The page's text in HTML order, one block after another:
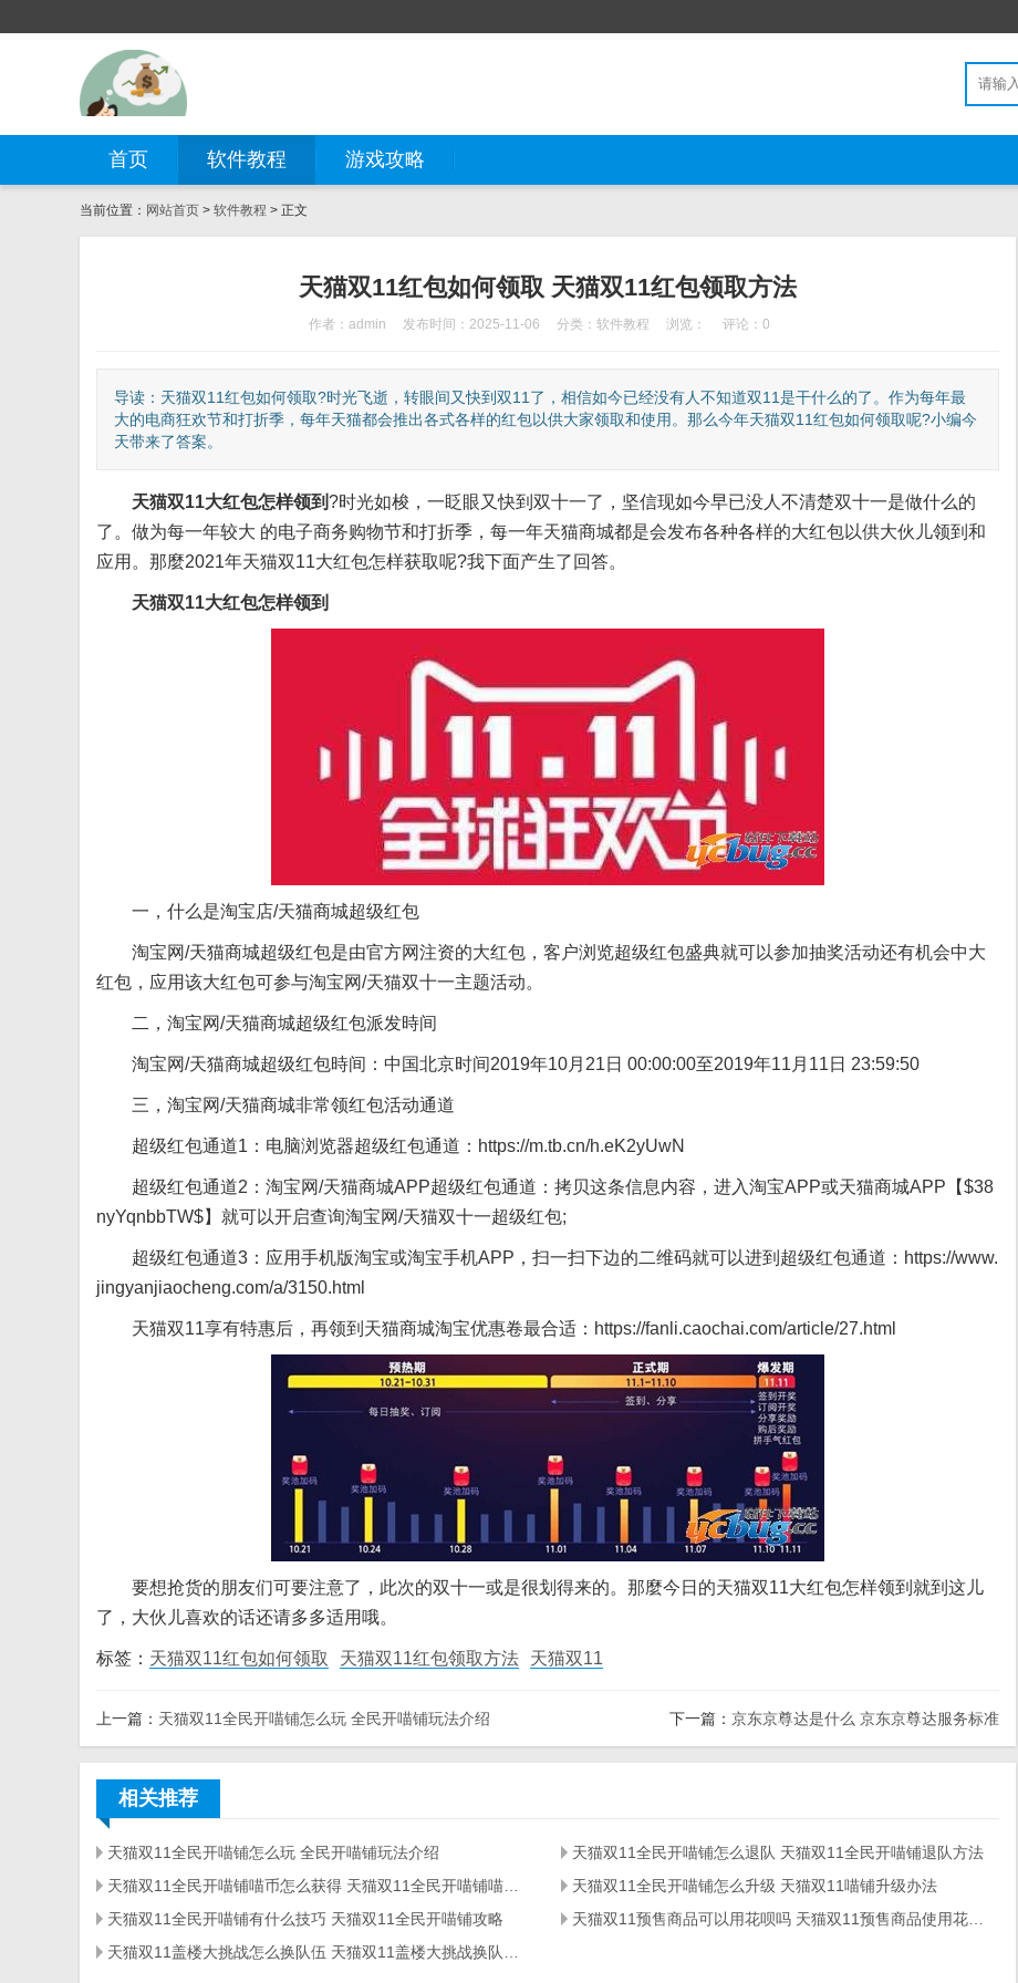
首页 软件教程 游戏攻略
当前位置： 网站首页 > 软件教程 > 正文
天猫双11红包如何领取 天猫双11红包领取方法
作者：admin 发布时间：2025-11-06 分类： 软件教程 浏览： 评论：0
导读：天猫双11红包如何领取?时光飞逝，转眼间又快到双11了，相信如今已经没有人不知道双11是干什么的了。作为每年最
大的电商狂欢节和打折季，每年天猫都会推出各式各样的红包以供大家领取和使用。那么今年天猫双11红包如何领取呢?小编今
天带来了答案。
天猫双11大红包怎样领到?时光如梭，一眨眼又快到双十一了，坚信现如今早已没人不清楚双十一是做什么的
了。做为每一年较大 的电子商务购物节和打折季，每一年天猫商城都是会发布各种各样的大红包以供大伙儿领到和
应用。那麼2021年天猫双11大红包怎样获取呢?我下面产生了回答。
天猫双11大红包怎样领到
一，什么是淘宝店/天猫商城超级红包
淘宝网/天猫商城超级红包是由官方网注资的大红包，客户浏览超级红包盛典就可以参加抽奖活动还有机会中大
红包，应用该大红包可参与淘宝网/天猫双十一主题活动。
二，淘宝网/天猫商城超级红包派发時间
淘宝网/天猫商城超级红包時间：中国北京时间2019年10月21日 00:00:00至2019年11月11日 23:59:50
三，淘宝网/天猫商城非常领红包活动通道
超级红包通道1：电脑浏览器超级红包通道：https://m.tb.cn/h.eK2yUwN
超级红包通道2：淘宝网/天猫商城APP超级红包通道：拷贝这条信息内容，进入淘宝APP或天猫商城APP【$38
nyYqnbbTW$】就可以开启查询淘宝网/天猫双十一超级红包;
超级红包通道3：应用手机版淘宝或淘宝手机APP，扫一扫下边的二维码就可以进到超级红包通道：https://www.
jingyanjiaocheng.com/a/3150.html
天猫双11享有特惠后，再领到天猫商城淘宝优惠卷最合适：https://fanli.caochai.com/article/27.html
要想抢货的朋友们可要注意了，此次的双十一或是很划得来的。那麼今日的天猫双11大红包怎样领到就到这儿
了，大伙儿喜欢的话还请多多适用哦。
标签： 天猫双11红包如何领取 天猫双11红包领取方法 天猫双11
上一篇： 天猫双11全民开喵铺怎么玩 全民开喵铺玩法介绍 下一篇： 京东京尊达是什么 京东京尊达服务标准
相关推荐
天猫双11全民开喵铺怎么玩 全民开喵铺玩法介绍
天猫双11全民开喵铺怎么退队 天猫双11全民开喵铺退队方法
天猫双11全民开喵铺怎么升级 天猫双11喵铺升级办法
天猫双11全民开喵铺有什么技巧 天猫双11全民开喵铺攻略
天猫双11预售商品可以用花呗吗 天猫双11预售商品使用花呗方法